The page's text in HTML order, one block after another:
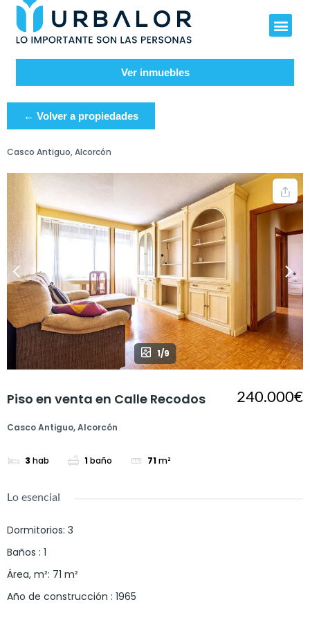
Ver inmuebles
← Volver a propiedades
Casco Antiguo, Alcorcón
1/9
Piso en venta en Calle Recodos
Casco Antiguo, Alcorcón
3 hab 1baño 71m²
240.000€
Lo esencial
Dormitorios: 3
Baños : 1
Área, m²: 71 m²
Año de construcción : 1965